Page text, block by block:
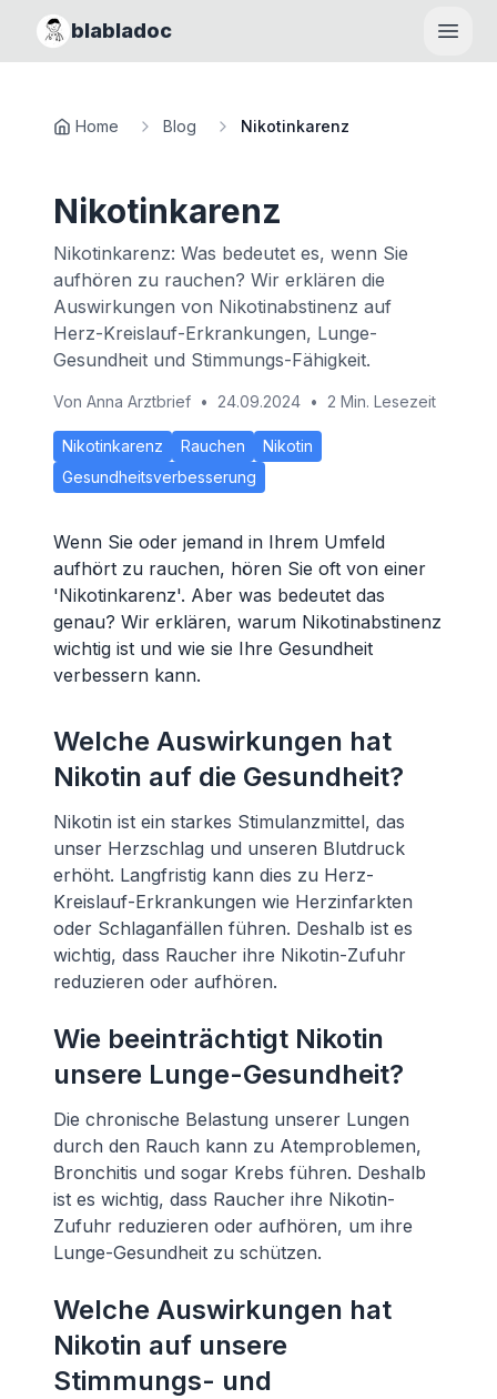
blabladoc
Home Blog Nikotinkarenz
Nikotinkarenz
Nikotinkarenz: Was bedeutet es, wenn Sie
aufhören zu rauchen? Wir erklären die
Auswirkungen von Nikotinabstinenz auf
Herz-Kreislauf-Erkrankungen, Lunge-
Gesundheit und Stimmungs-Fähigkeit.
Von Anna Arztbrief • 24.09.2024 • 2 Min. Lesezeit
Nikotinkarenz Rauchen
Nikotin
Gesundheitsverbesserung
Wenn Sie oder jemand in Ihrem Umfeld
aufhört zu rauchen, hören Sie oft von einer
'Nikotinkarenz'. Aber was bedeutet das
genau? Wir erklären, warum Nikotinabstinenz
wichtig ist und wie sie Ihre Gesundheit
verbessern kann.
Welche Auswirkungen hat
Nikotin auf die Gesundheit?
Nikotin ist ein starkes Stimulanzmittel, das
unser Herzschlag und unseren Blutdruck
erhöht. Langfristig kann dies zu Herz-
Kreislauf-Erkrankungen wie Herzinfarkten
oder Schlaganfällen führen. Deshalb ist es
wichtig, dass Raucher ihre Nikotin-Zufuhr
reduzieren oder aufhören.
Wie beeinträchtigt Nikotin
unsere Lunge-Gesundheit?
Die chronische Belastung unserer Lungen
durch den Rauch kann zu Atemproblemen,
Bronchitis und sogar Krebs führen. Deshalb
ist es wichtig, dass Raucher ihre Nikotin-
Zufuhr reduzieren oder aufhören, um ihre
Lunge-Gesundheit zu schützen.
Welche Auswirkungen hat
Nikotin auf unsere
Stimmungs- und